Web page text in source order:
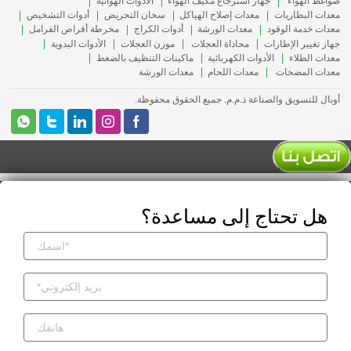
معدات البطاريات
معدات إصلاح الهياكل سخان التحريض
أدوات التشخيص
معدات خدمة الوقود
معدات الورشة أدوات الكراج
مخرطة أقراص الفرامل
جهاز تغيير الإطارات
محاذاة العجلات موزن العجلات
الأدوات اليدوية
معدات الطلاء
الأدوات الكهربائية
ماكينات التنظيف بالضغط
معدات المضخات
معدات اللحام معدات الورشة
أوبال للتسويق والصناعة ذ.م.م. جميع الحقوق محفوظة.
هل تحتاج إلى مساعدة؟